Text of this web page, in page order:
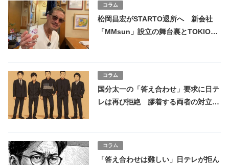
コラム
松岡昌宏がSTARTO退所へ 新会社
「MMsun」設立の舞台裏とTOKIO解
コラム
国分太一の「答え合わせ」要求に日テ
レは再び拒絶 膠着する両者の対立と
コラム
「答え合わせは難しい」日テレが拒ん